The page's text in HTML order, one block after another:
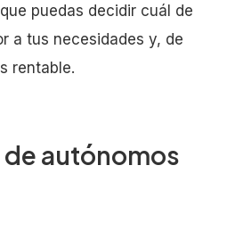
puedas decidir cuál de
a tus necesidades y, de
rentable.
de autónomos